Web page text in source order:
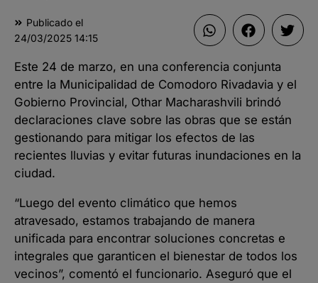
Publicado el
24/03/2025 14:15
Este 24 de marzo, en una conferencia conjunta
entre la Municipalidad de Comodoro Rivadavia y el
Gobierno Provincial, Othar Macharashvili brindó
declaraciones clave sobre las obras que se están
gestionando para mitigar los efectos de las
recientes lluvias y evitar futuras inundaciones en la
ciudad.
“Luego del evento climático que hemos
atravesado, estamos trabajando de manera
unificada para encontrar soluciones concretas e
integrales que garanticen el bienestar de todos los
vecinos”, comentó el funcionario. Aseguró que el